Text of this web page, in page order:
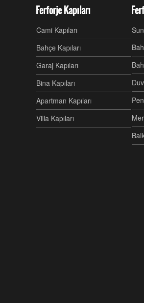
Ferforje Kapıları
Cami Kapıları
Bahçe Kapıları
Garaj Kapıları
Bina Kapıları
Apartman Kapıları
Villa Kapıları